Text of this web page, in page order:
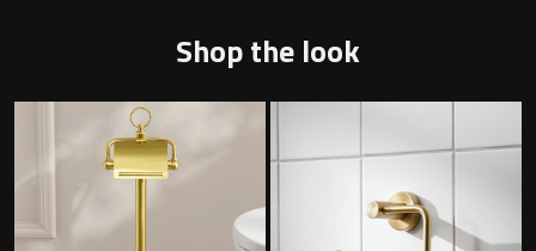
Handduksstänger
Badkarshandtag
Duschkorgar
Hyllor
Shop the look